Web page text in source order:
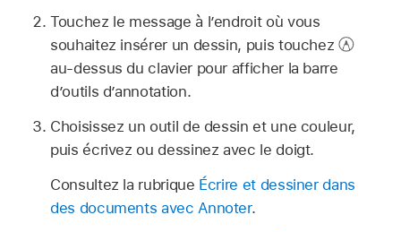
Touchez le message à l’endroit où vous
souhaitez insérer un dessin, puis touchez
au-dessus du clavier pour afficher la barre
d’outils d’annotation.
Choisissez un outil de dessin et une couleur,
puis écrivez ou dessinez avec le doigt.
Consultez la rubrique Écrire et dessiner dans
des documents avec Annoter.